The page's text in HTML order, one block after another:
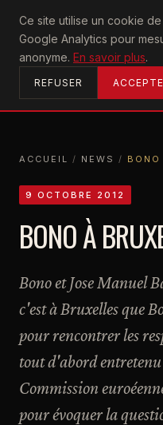
Ce site utilise un cookie
Google Analytics pour
anonyme. En savoir plus.
REFUSER
U2achtung
ACCUEIL
ACCUEIL / NEWS /
9 OCTOBRE 2012
BONO À
Bono et Jose Manuel
c'est à Bruxelles que
pour rencontrer les
tout d'abord entretenu
Commission
pour évoquer la